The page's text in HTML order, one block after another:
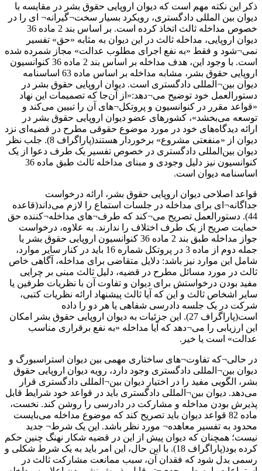
ذکر این نکته مهم است که دیوان اروپایی حقوق بشر در مقایسه با
دیوان بین المللی دادگستری، رویکرد بسیار سخت¬گیرانه¬ ای را در
خصوص مداخله ثالث اتخاذ کرده است. بر اساس بند 2 ماده 36
دیوان اروپایی، مداخله ثالث در این دیوان به مثابه «حق» تفسیر
نمی¬شود و فقط «به نفع اجرای مطلوب عدالت» مجاز شمرده شده
است. با وجود این، هدف مداخله بر اساس بند 2 ماده 36 کنوانسیون
اروپایی حقوق بشر، مشابه مداخله بر اساس ماده 63 اساسنامه
دیوان بین¬المللی دادگستری است. دیوان اروپایی حقوق بشر در
دستورالعمل خود توضیح می¬دهد:«از آ‌ن‌جا که تصمیمات این نهاد
«قواعد مقرر در کنوانسیون و پروتکل¬های آن را تبیین می‌کند و
توسعه می‌بخشد»، کشورهای عضو دیوان اروپایی حقوق بشر در
ارائه دیدگاه‌های خود در مورد موضوع حقوقی مطرح در قضیه‌ای نزد
دیوان از «منفعتی مشروع» برخوردار هستند(پاراگراف 8). جلب نظر
دیوان بین‌المللی دادگستری در خصوص تفسیر یک طرف دعوا از یک
کنوانسیون نیز دلیل وجودی و مبنای مداخله ثالث طبق ماده 36
اساسنامه دیوان است.
قواعد اصلاحی دیوان اروپایی حقوق بشر، ارائه درخواست
جداگانه¬ای برای مداخله در جلسات استماع را لازم می‌داند(قاعده
44). دستورالعمل تصریح می¬کند که طرف¬های مداخله¬کننده حق
حمایت صریح از یک طرف اختلاف را ندارند. به علاوه، درخواست
جواز مداخله طبق بند 2 ماده 36 کنوانسیون اروپایی حقوق بشر یا
جمله دوم از ماده 3 در پروتکل شماره 16 باید در کنار سایر موارد،
شامل این موارد نیز باشد: دلایل متقاضی برای مداخله، آگاهی خاص
ثالث در مورد مسائل مطرح در قضیه، دلیل ثالث مبنی بر چرایی
مفید بودن درخواستش برای دیوان و تفاوت آن با نظریات طرفین یا
سایر اشخاص ثالث و این که آیا ثالث پیشنهاد ارائه نظریات کتبی،
شرکت در یک جلسه دادرسی شفاهی یا هر دو را داده
است(پاراگراف 27). این جزئیات به دیوان اروپایی حقوق بشر امکان
این ارزیابی را می¬دهد که آیا مداخله «به نفع برقراری مناسب
عدالت» است یا خیر.
در حالی¬که تفاوت¬های ساختاری مهمی بین دیوان استراسبورگ و
دیوان بین¬المللی دادگستری وجود دارد، رویه دیوان اروپایی حقوق
بشر، الگویی مفید را در اختیار دیوان بین¬المللی دادگستری قرار
می‌دهد. دیوان بین¬المللی دادگستری باید در قواعد خود شرایط قابل
پذیرش بودن مداخله و مشارکت در دادرسی را روشن کند. نخست،
ماده 82 قواعد دیوان باید تصریح کند که موضوع مداخله می‌بایست
محدود به تفسیر معاهده¬ مورد نظر باشد. این یک شرط¬ جدید
نیست؛ همچنان که دیوان پیش از این در قضیه شکار نهنگ چنین حکم
کرده بود(پاراگراف 18). با این حال، این امر باید به یک شرط شکلی و
رسمی بدل شود که فقدان آن، سبب ممانعت مشارکت ثالث در